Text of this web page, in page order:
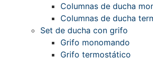
Columnas de ducha
Columnas de ducha
Set de ducha con grifo
Grifo monomando
Grifo termostático